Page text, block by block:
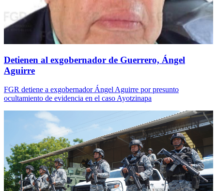
Detienen al exgobernador de Guerrero, Ángel
Aguirre
FGR detiene a exgobernador Ángel Aguirre por presunto
ocultamiento de evidencia en el caso Ayotzinapa